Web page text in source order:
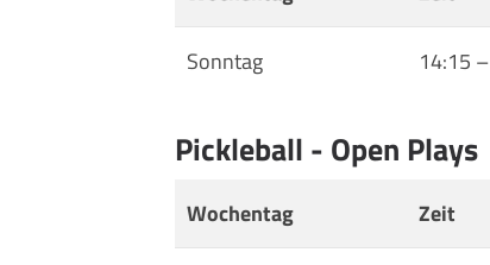
Sonntag
14:15 –
Pickleball - Open Plays
Wochentag Zeit